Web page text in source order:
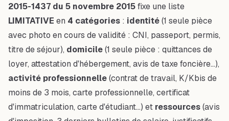
2015-1437 du 5 novembre 2015fixe une liste
LIMITATIVE en 4 catégories : identité(1 seule pièce
avec photo en cours de validité : CNI, passeport, permis,
titre de séjour), domicile(1 seule pièce : quittances de
loyer, attestation d'hébergement, avis de taxe foncière…),
activité professionnelle(contrat de travail, K/Kbis de
moins de 3 mois, carte professionnelle, certificat
d'immatriculation, carte d'étudiant…) et ressources(avis